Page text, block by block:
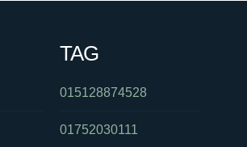
TAG
015128874528
01752030111